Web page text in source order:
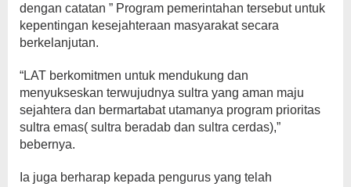
dengan catatan ” Program pemerintahan tersebut untuk
kepentingan kesejahteraan masyarakat secara
berkelanjutan.
“LAT berkomitmen untuk mendukung dan
menyukseskan terwujudnya sultra yang aman maju
sejahtera dan bermartabat utamanya program prioritas
sultra emas( sultra beradab dan sultra cerdas),”
bebernya.
Ia juga berharap kepada pengurus yang telah